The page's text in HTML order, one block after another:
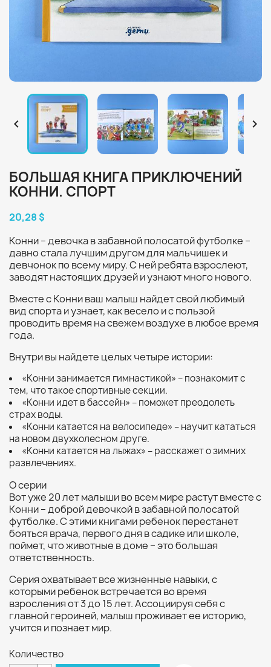
 
БОЛЬШАЯ КНИГА ПРИКЛЮЧЕНИЙ
КОННИ. СПОРТ
20,28 $
Конни – девочка в забавной полосатой футболке –
давно стала лучшим другом для мальчишек и
девчонок по всему миру. С ней ребята взрослеют,
заводят настоящих друзей и узнают много нового.
Вместе с Конни ваш малыш найдет свой любимый
вид спорта и узнает, как весело и с пользой
проводить время на свежем воздухе в любое время
года.
Внутри вы найдете целых четыре истории:
«Конни занимается гимнастикой» – познакомит с
тем, что такое спортивные секции.
«Конни идет в бассейн» – поможет преодолеть
страх воды.
«Конни катается на велосипеде» – научит кататься
на новом двухколесном друге.
«Конни катается на лыжах» – расскажет о зимних
развлечениях.
О серии
Вот уже 20 лет малыши во всем мире растут вместе с
Конни – доброй девочкой в забавной полосатой
футболке. С этими книгами ребенок перестанет
бояться врача, первого дня в садике или школе,
поймет, что животные в доме – это большая
ответственность.
Серия охватывает все жизненные навыки, с
которыми ребенок встречается во время
взросления от 3 до 15 лет. Ассоциируя себя с
главной героиней, малыш проживает ее историю,
учится и познает мир.
Количество